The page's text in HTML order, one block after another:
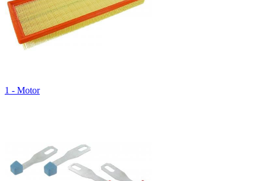
1 - Motor